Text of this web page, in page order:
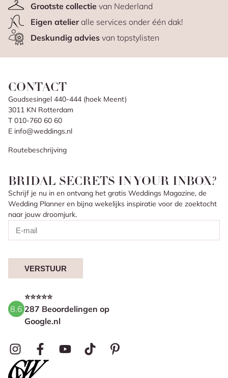
Grootste collectievan Nederland
Eigen atelieralle services onder één dak!
Deskundig adviesvan topstylisten
CONTACT
Goudsesingel 440-444 (hoek Meent)
3011 KN Rotterdam
T 010-760 60 60
E info@weddings.nl
Routebeschrijving
BRIDAL SECRETS IN YOUR INBOX?
Schrijf je nu in en ontvang het gratis Weddings Magazine, de
Wedding Planner en bijna wekelijks inspiratie voor de zoektocht
naar jouw droomjurk.
VERSTUUR
8.6
⭐⭐⭐⭐⭐
287 Beoordelingen op
Google.nl